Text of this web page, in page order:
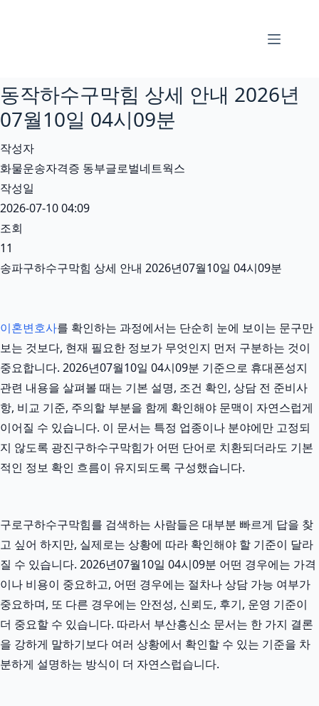
건
너
뛰
기
동작하수구막힘 상세 안내 2026년
07월10일 04시09분
작성자
화물운송자격증 동부글로벌네트웍스
작성일
2026-07-10 04:09
조회
11
송파구하수구막힘 상세 안내 2026년07월10일 04시09분
이혼변호사를 확인하는 과정에서는 단순히 눈에 보이는 문구만
보는 것보다, 현재 필요한 정보가 무엇인지 먼저 구분하는 것이
중요합니다. 2026년07월10일 04시09분 기준으로 휴대폰성지
관련 내용을 살펴볼 때는 기본 설명, 조건 확인, 상담 전 준비사
항, 비교 기준, 주의할 부분을 함께 확인해야 문맥이 자연스럽게
이어질 수 있습니다. 이 문서는 특정 업종이나 분야에만 고정되
지 않도록 광진구하수구막힘가 어떤 단어로 치환되더라도 기본
적인 정보 확인 흐름이 유지되도록 구성했습니다.
구로구하수구막힘를 검색하는 사람들은 대부분 빠르게 답을 찾
고 싶어 하지만, 실제로는 상황에 따라 확인해야 할 기준이 달라
질 수 있습니다. 2026년07월10일 04시09분 어떤 경우에는 가격
이나 비용이 중요하고, 어떤 경우에는 절차나 상담 가능 여부가
중요하며, 또 다른 경우에는 안전성, 신뢰도, 후기, 운영 기준이
더 중요할 수 있습니다. 따라서 부산흥신소 문서는 한 가지 결론
을 강하게 말하기보다 여러 상황에서 확인할 수 있는 기준을 차
분하게 설명하는 방식이 더 자연스럽습니다.